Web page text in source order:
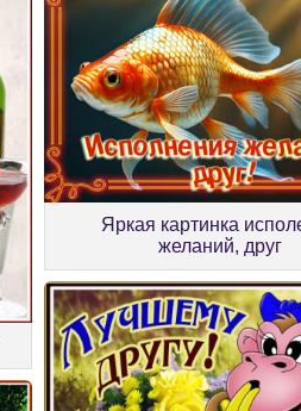
Яркая картинка
желаний, друг